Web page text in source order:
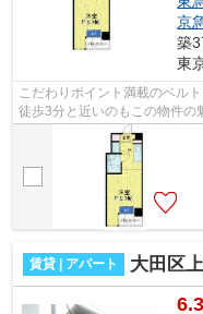
京
築
東
こだわりポイント満載のベル
徒歩3分と近いのもこの物件の
高いニーズのある、駅徒歩6分
賃貸 | アパート 大田区